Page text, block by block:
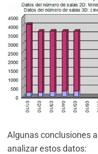
Algunas conclusiones
analizar estos datos: